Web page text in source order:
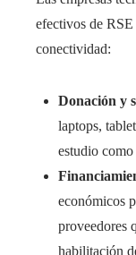
efectivos de
conectividad:
Donación y
laptops,
estudio
económicos
proveedores
habilitación